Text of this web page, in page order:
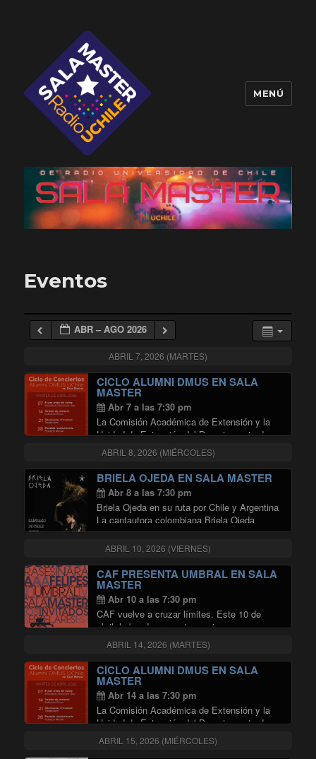
Sala Master
MENÚ
Eventos
ABR – AGO 2026
ABRIL 7, 2026 (MARTES)
CICLO ALUMNI DMUS EN SALA
MASTER
Abr 7 a las 7:30 pm
La Comisión Académica de Extensión y la
Unidad de Extensión del Departamento de
Música (DMUS) de la Universidad de Chile
invitan a disfrutar del ciclo de conciertos de
alumni del DMUS, que realizarán en en …
Continuar leyendo"CICLO ALUMNI DMUS EN SALA
ABRIL 8, 2026 (MIÉRCOLES)
BRIELA OJEDA EN SALA MASTER
Abr 8 a las 7:30 pm
Briela Ojeda en su ruta por Chile y Argentina
La cantautora colombiana Briela Ojeda
vuelve a Chile y Argentina para realizar
conciertos que exponen su universo creativo.
sonoro, literario; donde habita la canción de
autor, …Continuar leyendo"BRIELA OJEDA EN
ABRIL 10, 2026 (VIERNES)
CAF PRESENTA UMBRAL EN SALA
MASTER
Abr 10 a las 7:30 pm
CAF vuelve a cruzar límites. Este 10 de
abril, la banda presenta en vivo su onceavo
disco de estudio: “Umbral”, en un concierto
único en la Sala Master, donde se abrirá una
nueva etapa sonora …Continuar leyendo"CAF
ABRIL 14, 2026 (MARTES)
CICLO ALUMNI DMUS EN SALA
MASTER
Abr 14 a las 7:30 pm
La Comisión Académica de Extensión y la
Unidad de Extensión del Departamento de
Música (DMUS) de la Universidad de Chile
invitan a disfrutar del ciclo de conciertos de
ABRIL 15, 2026 (MIÉRCOLES)